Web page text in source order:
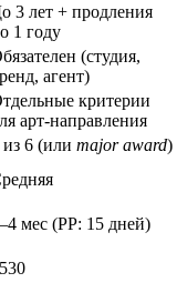
3 лет + продления
1 году
(студия,
агент)
критерии
арт-направления
из 6 (илиmajor award)
мес (PP: 15 дней)